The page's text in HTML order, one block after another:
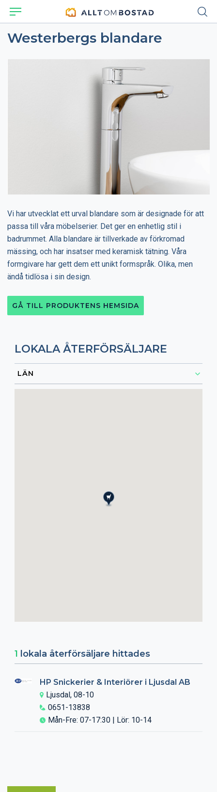
Westerbergs blandare
Vi har utvecklat ett urval blandare som är designade för att
passa till våra möbelserier. Det ger en enhetlig stil i
badrummet. Alla blandare är tillverkade av förkromad
mässing, och har insatser med keramisk tätning. Våra
formgivare har gett dem ett unikt formspråk. Olika, men
ändå tidlösa i sin design.
GÅ TILL PRODUKTENS HEMSIDA
LOKALA ÅTERFÖRSÄLJARE
1 lokala återförsäljare hittades
HP Snickerier & Interiörer i Ljusdal AB
Ljusdal, 08-10
0651-13838
Mån-Fre: 07-17:30 | Lör: 10-14